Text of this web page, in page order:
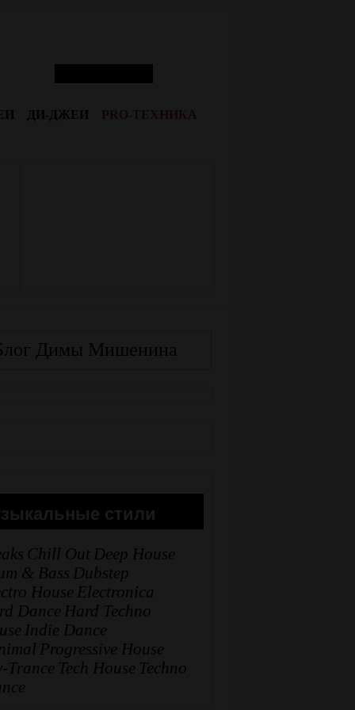
ДИ-ДЖЕИ
Димы Мишенина
стили
Chill Out Deep House
& Bass Dubstep
House Electronica
Dance Hard Techno
Indie Dance
Progressive House
Trance Tech House Techno